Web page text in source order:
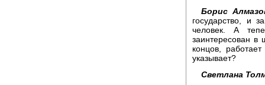
Борис
государство, и
человек. А
заинтересован в
концов,
указывает?
Светлана